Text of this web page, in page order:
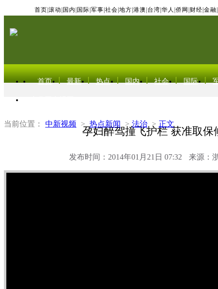
首页 滚动 国内 国际 军事 社会 地方 港澳 台湾 华人 侨网 财经 金融
首页 最新 热点 国内 社会 国际
当前位置： 中新视频 > 热点新闻 > 法治 > 正文
孕妇醉驾撞飞护栏 获准取保
发布时间：2014年01月21日 07:32 来源：